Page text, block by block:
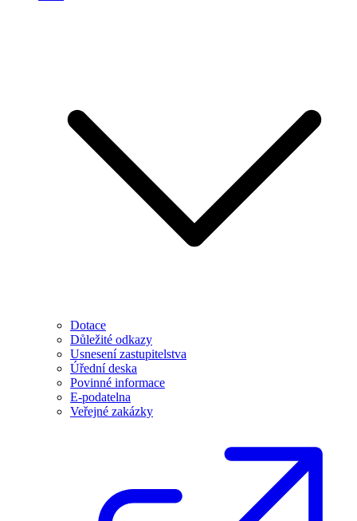
Dotace
Důležité odkazy
Usnesení zastupitelstva
Úřední deska
Povinné informace
E-podatelna
Veřejné zakázky